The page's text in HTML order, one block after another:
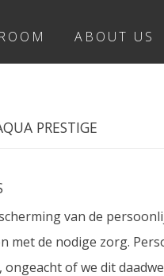
ABOUT US
PRESTIGE
van de
de nodige zorg.
of we dit